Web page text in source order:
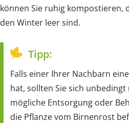
können Sie ruhig kompostieren,
den Winter leer sind.
Tipp:
Falls einer Ihrer Nachbarn
hat, sollten Sie sich
mögliche Entsorgung oder
die Pflanze vom Birnenrost